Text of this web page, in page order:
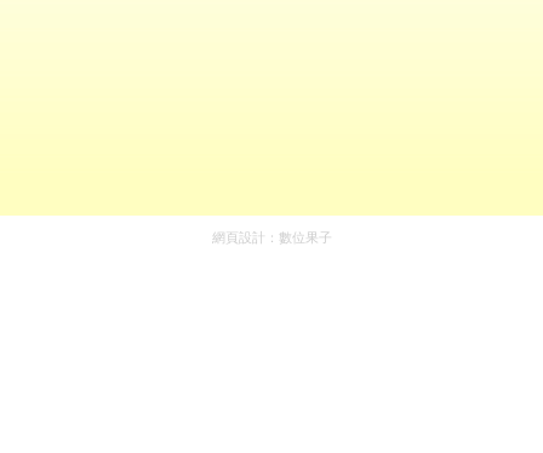
網頁設計： 數位果子